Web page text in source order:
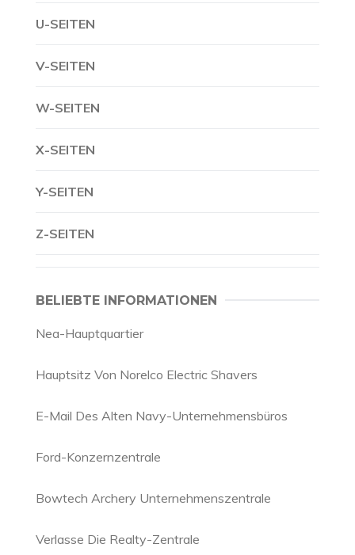
U-SEITEN
V-SEITEN
W-SEITEN
X-SEITEN
Y-SEITEN
Z-SEITEN
BELIEBTE INFORMATIONEN
Nea-Hauptquartier
Hauptsitz Von Norelco Electric Shavers
E-Mail Des Alten Navy-Unternehmensbüros
Ford-Konzernzentrale
Bowtech Archery Unternehmenszentrale
Verlasse Die Realty-Zentrale